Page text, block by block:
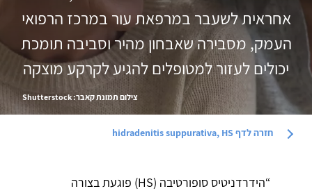
אחראית לשעבר במרפאת עור במרכז הרפואי
העמק, מסבירה שאבחון מהיר וסביבה תומכת
יכולים לעזור למטופלים להגיע לקרקע מוצקה
צילום תמונת קאבר: Shutterstock
חזרה לדףhidradenitis suppurativa, HS
“הידרדניטיס סופורטיבה (HS) פוגעת בצורה